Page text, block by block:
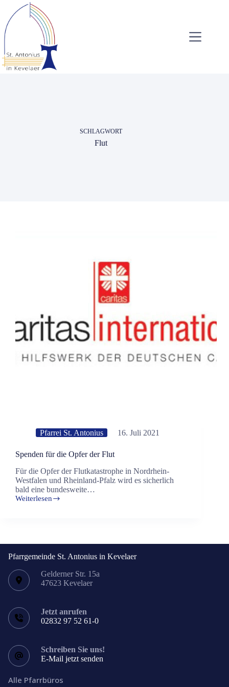
Inhalt
springen
SCHLAGWORT
Flut
Pfarrei St. Antonius 16. Juli 2021
Spenden für die Opfer der Flut
Für die Opfer der Flutkatastrophe in Nordrhein-
Westfalen und Rheinland-Pfalz wird es sicherlich
bald eine bundesweite…
Weiterlesen
Spenden
Flut
Pfarrgemeinde St. Antonius in Kevelaer
Gelderner Str. 15a
47623 Kevelaer
Jetzt anrufen
02832 97 52 61-0
Schreiben Sie uns!
E-Mail jetzt senden
Alle Pfarrbüros